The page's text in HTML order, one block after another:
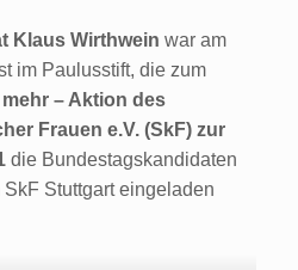
Klaus Wirthwein war am
im Paulusstift, die zum
– Aktion des
Frauen e.V. (SkF) zur
die Bundestagskandidaten
Stuttgart eingeladen